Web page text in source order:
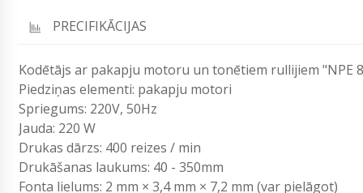
PRECIFIKĀCIJAS
Kodētājs ar pakapju motoru un tonētiem rullijiem "NPE
Piedziņas elementi: pakapju motori
Spriegums: 220V, 50Hz
Jauda: 220 W
Drukas dārzs: 400 reizes / min
Drukāšanas laukums: 40 - 350mm
Fonta lielums: 2 mm × 3,4 mm × 7,2 mm (var pielāgot)